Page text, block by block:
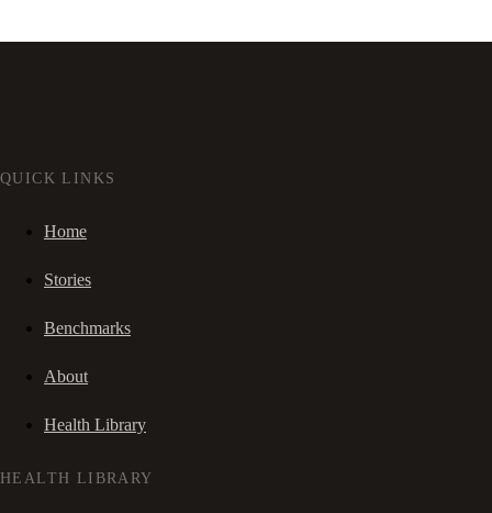
QUICK LINKS
Home
Stories
Benchmarks
About
Health Library
HEALTH LIBRARY